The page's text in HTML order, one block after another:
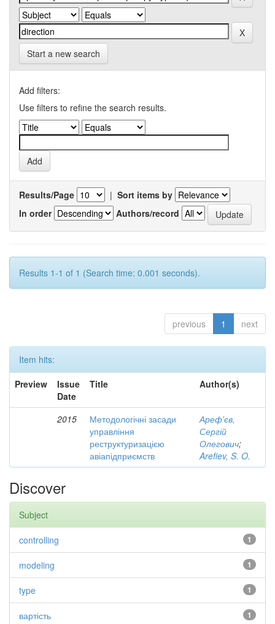
Start a new search
Add filters:
Use filters to refine the search results.
Results/Page | Sort items by
In order
Authors/record
Results 1-1 of 1 (Search time: 0.001 seconds).
previous 1 next
Item hits:
Preview
Issue
Date
Title Author(s)
2015
Методологічні засади
управління
реструктуризацією
авіапідприємств
Ареф'єв,
Сергій
Олегович;
Arefiev, S. O.
Discover
Subject
1
controlling
1
modeling
1
type
1
вартість